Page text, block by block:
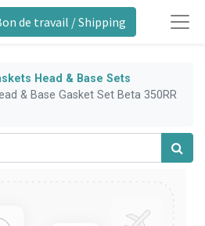
de travail / Shipping
Head & Base Sets
& Base Gasket Set Beta 350RR